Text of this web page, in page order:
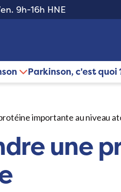
9h-16h HNE
Parkinson, c'est quoi
importante au niveau
une